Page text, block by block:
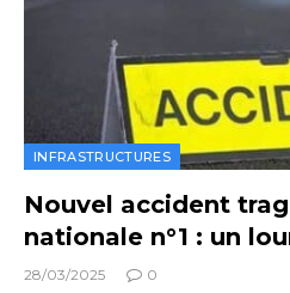
INFRASTRUCTURES
Nouvel accident
nationale n°1 : un
28/03/2025 0